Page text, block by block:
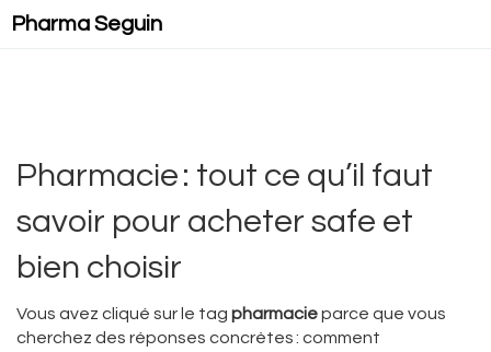
Pharma Seguin
Pharmacie : tout ce qu’il faut
savoir pour acheter safe et
bien choisir
Vous avez cliqué sur le tag pharmacieparce que vous
cherchez des réponses concrètes : comment